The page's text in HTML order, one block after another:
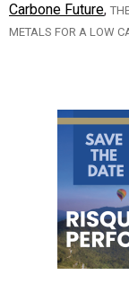
Carbone Future,
METALS FOR A LOW